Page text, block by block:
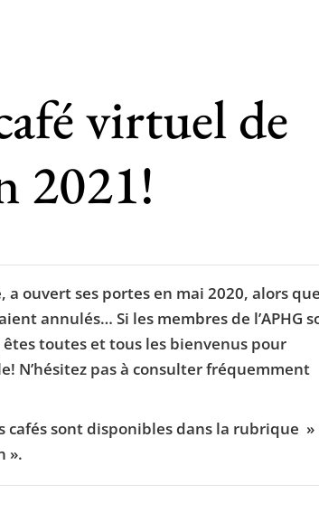
virtuel de
2021!
a ouvert ses portes en mai 2020, alors que
annulés… Si les membres de l’APHG
toutes et tous les bienvenus pour
N’hésitez pas à consulter fréquemment
cafés sont disponibles dans la rubrique »
».